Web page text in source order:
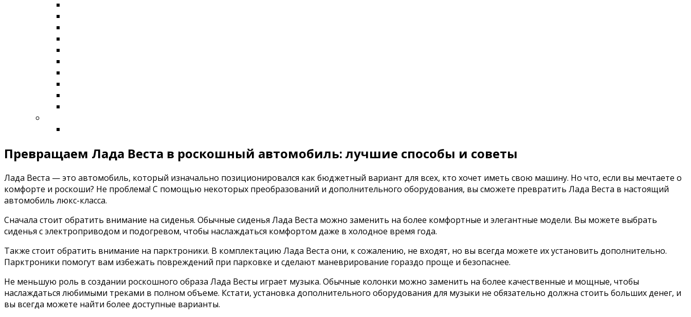
Превращаем Лада Веста в роскошный автомобиль: лучшие способы и советы
Лада Веста — это автомобиль, который изначально позиционировался как бюджетный вариант для всех, кто хочет иметь свою машину. Но что, если вы мечтаете о
комфорте и роскоши? Не проблема! С помощью некоторых преобразований и дополнительного оборудования, вы сможете превратить Лада Веста в настоящий
автомобиль люкс-класса.
Сначала стоит обратить внимание на сиденья. Обычные сиденья Лада Веста можно заменить на более комфортные и элегантные модели. Вы можете выбрать
сиденья с электроприводом и подогревом, чтобы наслаждаться комфортом даже в холодное время года.
Также стоит обратить внимание на парктроники. В комплектацию Лада Веста они, к сожалению, не входят, но вы всегда можете их установить дополнительно.
Парктроники помогут вам избежать повреждений при парковке и сделают маневрирование гораздо проще и безопаснее.
Не меньшую роль в создании роскошного образа Лада Весты играет музыка. Обычные колонки можно заменить на более качественные и мощные, чтобы
наслаждаться любимыми треками в полном объеме. Кстати, установка дополнительного оборудования для музыки не обязательно должна стоить больших денег, и
вы всегда можете найти более доступные варианты.